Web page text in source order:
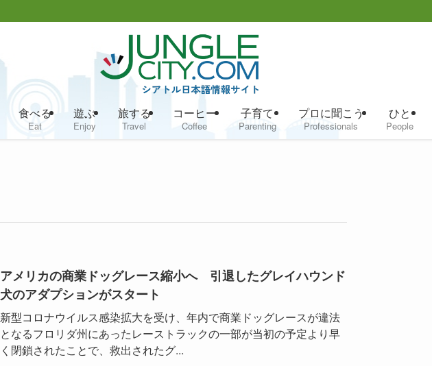
食べる
Eat
遊ぶ
Enjoy
旅する
Travel
コーヒー
Coffee
子育て
Parenting
プロに聞こう
Professionals
ひと
People
アメリカの商業ドッグレース縮小へ 引退したグレイハウンド
犬のアダプションがスタート
新型コロナウイルス感染拡大を受け、年内で商業ドッグレースが違法
となるフロリダ州にあったレーストラックの一部が当初の予定より早
く閉鎖されたことで、救出されたグ...